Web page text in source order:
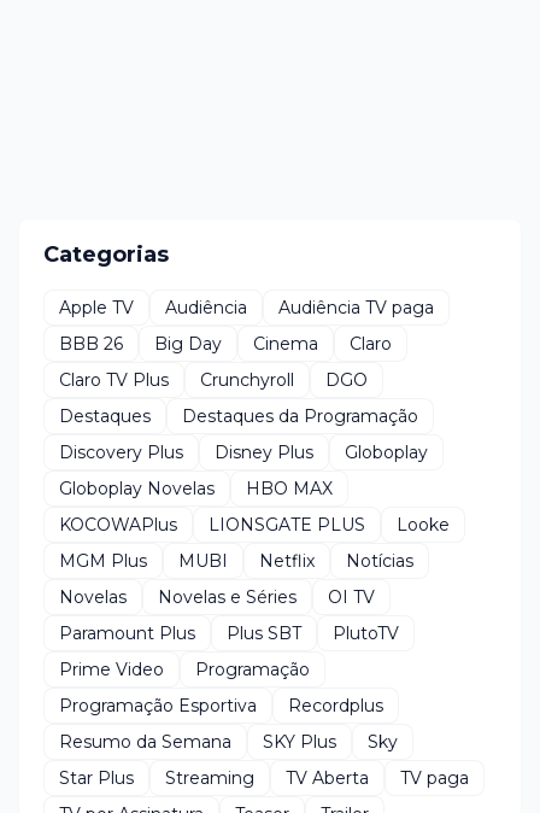
Categorias
Apple TV Audiência
Audiência TV paga
BBB 26
Big Day Cinema
Claro
Claro TV Plus
Crunchyroll
DGO
Destaques
Destaques da Programação
Discovery Plus
Disney Plus
Globoplay
Globoplay Novelas
HBO MAX
KOCOWAPlus
LIONSGATE PLUS
Looke
MGM Plus
MUBI Netflix
Notícias
Novelas
Novelas e Séries
OI TV
Paramount Plus
Plus SBT
PlutoTV
Prime Video
Programação
Programação Esportiva
Recordplus
Resumo da Semana
SKY Plus
Sky
Star Plus
Streaming TV Aberta
TV paga